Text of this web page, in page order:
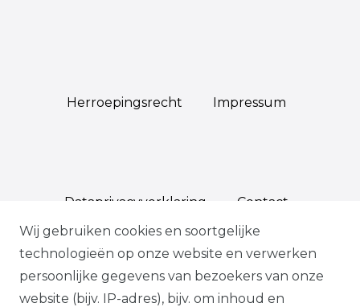
Herroepings­recht Impressum
Data­privacy­verklaring Contact
*Op geselecteerde producten, indien
Wij gebruiken cookies en soortgelijke
technologieën op onze website en verwerken
persoonlijke gegevens van bezoekers van onze
website (bijv. IP-adres), bijv. om inhoud en